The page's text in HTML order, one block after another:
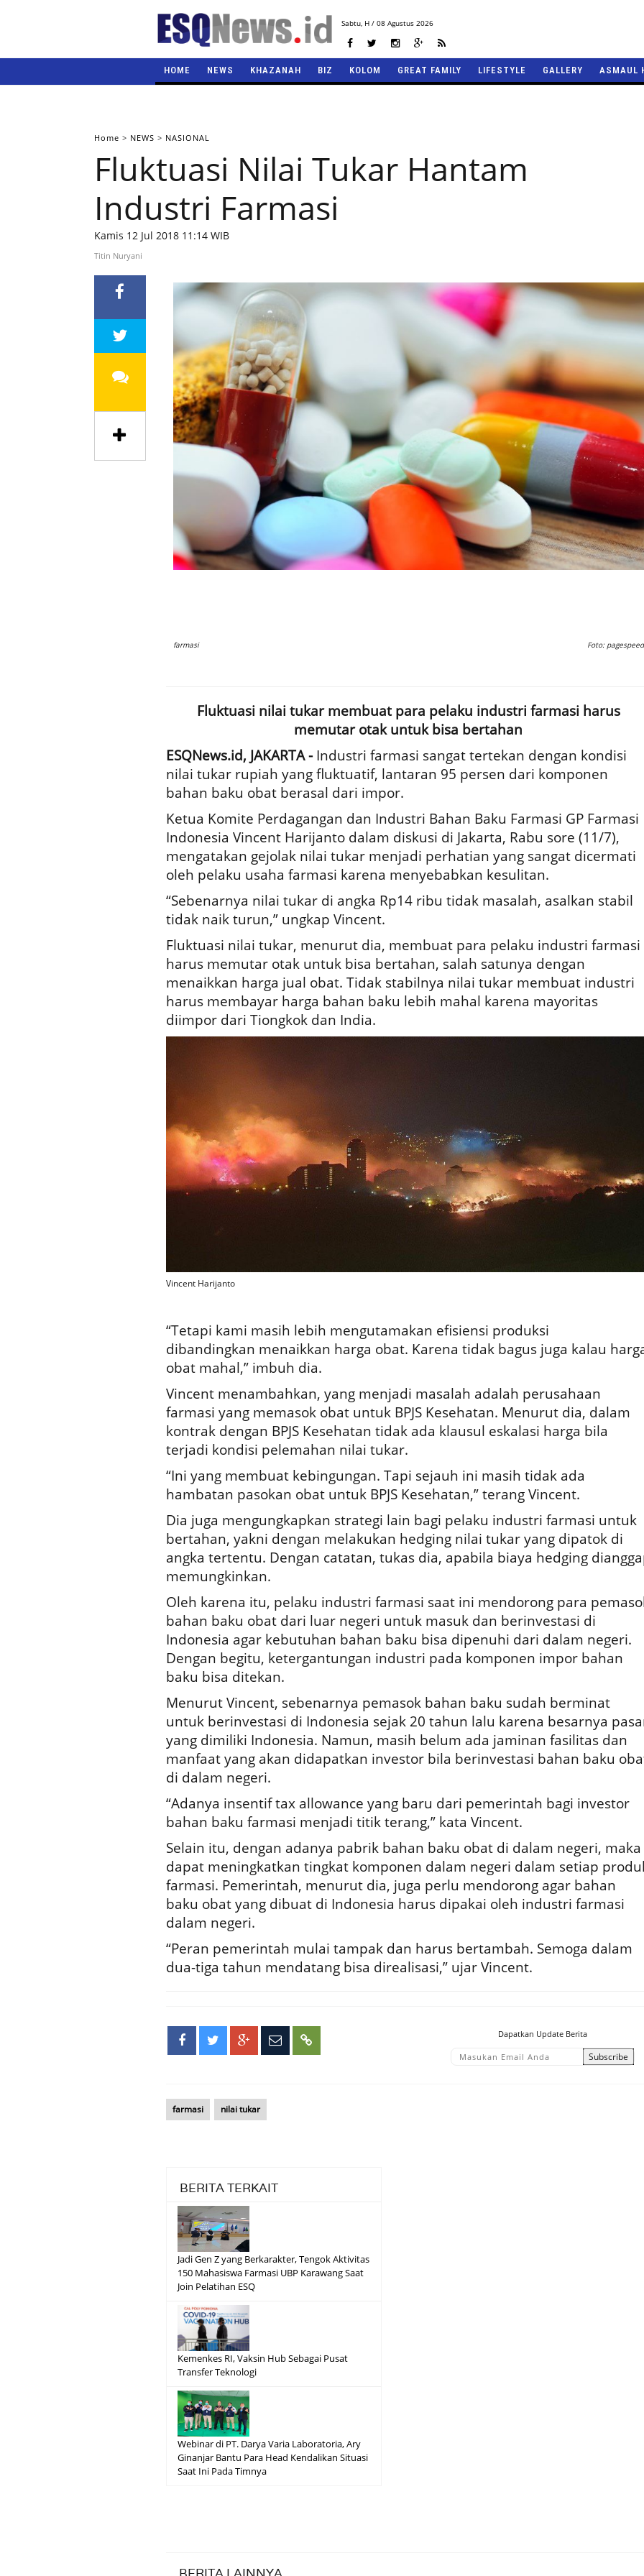
Sabtu,H / 08 Agustus 2026
HOME NEWS KHAZANAH BIZ KOLOM GREAT FAMILY LIFESTYLE GALLERY ASMAUL
Home > NEWS > NASIONAL
Fluktuasi Nilai Tukar Hantam
Industri Farmasi
Kamis 12 Jul 2018 11:14 WIB
Titin Nuryani
farmasi Foto: pagespeed
Fluktuasi nilai tukar membuat para pelaku industri farmasi harus
memutar otak untuk bisa bertahan
ESQNews.id, JAKARTA -Industri farmasi sangat tertekan dengan kondisi
nilai tukar rupiah yang fluktuatif, lantaran 95 persen dari komponen
bahan baku obat berasal dari impor.
Ketua Komite Perdagangan dan Industri Bahan Baku Farmasi GP Farmasi
Indonesia Vincent Harijanto dalam diskusi di Jakarta, Rabu sore (11/7),
mengatakan gejolak nilai tukar menjadi perhatian yang sangat dicermati
oleh pelaku usaha farmasi karena menyebabkan kesulitan.
“Sebenarnya nilai tukar di angka Rp14 ribu tidak masalah, asalkan stabil
tidak naik turun,” ungkap Vincent.
Fluktuasi nilai tukar, menurut dia, membuat para pelaku industri farmasi
harus memutar otak untuk bisa bertahan, salah satunya dengan
menaikkan harga jual obat. Tidak stabilnya nilai tukar membuat industri
harus membayar harga bahan baku lebih mahal karena mayoritas
diimpor dari Tiongkok dan India.
Vincent Harijanto
“Tetapi kami masih lebih mengutamakan efisiensi produksi
dibandingkan menaikkan harga obat. Karena tidak bagus juga kalau
obat mahal,” imbuh dia.
Vincent menambahkan, yang menjadi masalah adalah perusahaan
farmasi yang memasok obat untuk BPJS Kesehatan. Menurut dia, dalam
kontrak dengan BPJS Kesehatan tidak ada klausul eskalasi harga bila
terjadi kondisi pelemahan nilai tukar.
“Ini yang membuat kebingungan. Tapi sejauh ini masih tidak ada
hambatan pasokan obat untuk BPJS Kesehatan,” terang Vincent.
Dia juga mengungkapkan strategi lain bagi pelaku industri farmasi untuk
bertahan, yakni dengan melakukan hedging nilai tukar yang dipatok di
angka tertentu. Dengan catatan, tukas dia, apabila biaya hedging
memungkinkan.
Oleh karena itu, pelaku industri farmasi saat ini mendorong para
bahan baku obat dari luar negeri untuk masuk dan berinvestasi di
Indonesia agar kebutuhan bahan baku bisa dipenuhi dari dalam negeri.
Dengan begitu, ketergantungan industri pada komponen impor bahan
baku bisa ditekan.
Menurut Vincent, sebenarnya pemasok bahan baku sudah berminat
untuk berinvestasi di Indonesia sejak 20 tahun lalu karena besarnya
yang dimiliki Indonesia. Namun, masih belum ada jaminan fasilitas dan
manfaat yang akan didapatkan investor bila berinvestasi bahan baku
di dalam negeri.
“Adanya insentif tax allowance yang baru dari pemerintah bagi investor
bahan baku farmasi menjadi titik terang,” kata Vincent.
Selain itu, dengan adanya pabrik bahan baku obat di dalam negeri, maka
dapat meningkatkan tingkat komponen dalam negeri dalam setiap
farmasi. Pemerintah, menurut dia, juga perlu mendorong agar bahan
baku obat yang dibuat di Indonesia harus dipakai oleh industri farmasi
dalam negeri.
“Peran pemerintah mulai tampak dan harus bertambah. Semoga dalam
dua-tiga tahun mendatang bisa direalisasi,” ujar Vincent.
Dapatkan Update Berita
farmasi nilai tukar
BERITA TERKAIT
Jadi Gen Z yang Berkarakter, Tengok Aktivitas
150 Mahasiswa Farmasi UBP Karawang Saat
Join Pelatihan ESQ
Kemenkes RI, Vaksin Hub Sebagai Pusat
Transfer Teknologi
Webinar di PT. Darya Varia Laboratoria, Ary
Ginanjar Bantu Para Head Kendalikan Situasi
Saat Ini Pada Timnya